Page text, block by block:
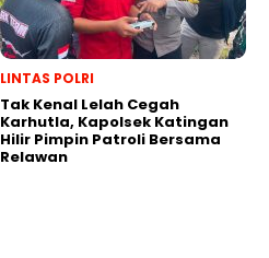
LINTAS POLRI
Tak Kenal Lelah Cegah
Karhutla, Kapolsek Katingan
Hilir Pimpin Patroli Bersama
Relawan